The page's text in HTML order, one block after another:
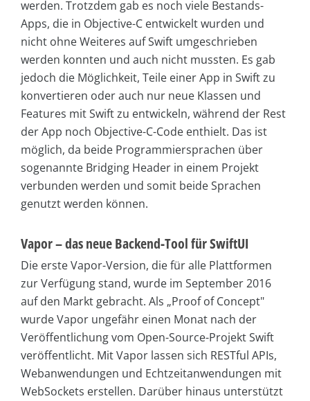
werden. Trotzdem gab es noch viele Bestands-
Apps, die in Objective-C entwickelt wurden und
nicht ohne Weiteres auf Swift umgeschrieben
werden konnten und auch nicht mussten. Es gab
jedoch die Möglichkeit, Teile einer App in Swift zu
konvertieren oder auch nur neue Klassen und
Features mit Swift zu entwickeln, während der Rest
der App noch Objective-C-Code enthielt. Das ist
möglich, da beide Programmiersprachen über
sogenannte Bridging Header in einem Projekt
verbunden werden und somit beide Sprachen
genutzt werden können.
Vapor – das neue Backend-Tool für SwiftUI
Die erste Vapor-Version, die für alle Plattformen
zur Verfügung stand, wurde im September 2016
auf den Markt gebracht. Als „Proof of Concept"
wurde Vapor ungefähr einen Monat nach der
Veröffentlichung vom Open-Source-Projekt Swift
veröffentlicht. Mit Vapor lassen sich RESTful APIs,
Webanwendungen und Echtzeitanwendungen mit
WebSockets erstellen. Darüber hinaus unterstützt